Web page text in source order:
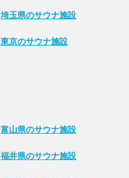
埼玉県のサウナ施設
東京のサウナ施設
富山県のサウナ施設
福井県のサウナ施設